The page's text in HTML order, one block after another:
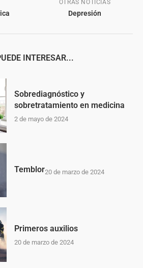
OTRAS NOTICIAS
Depresión
INTERESAR...
Sobrediagnóstico y
sobretratamiento en medicina
2 de mayo de 2024
Temblor20 de marzo de 2024
Primeros auxilios
20 de marzo de 2024